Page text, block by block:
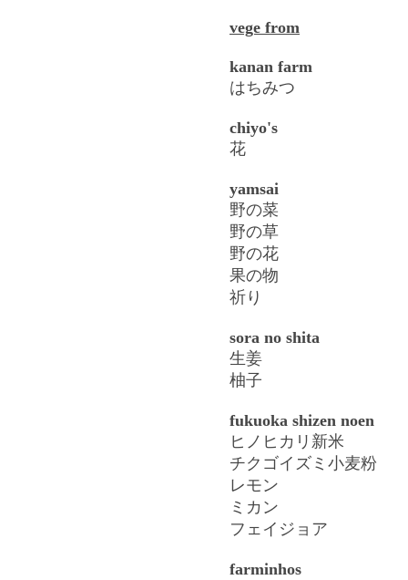
vege from
kanan farm
はちみつ
chiyo's
花
yamsai
野の菜
野の草
野の花
果の物
祈り
sora no shita
生姜
柚子
fukuoka shizen noen
ヒノヒカリ新米
チクゴイズミ小麦粉
レモン
ミカン
フェイジョア
farminhos